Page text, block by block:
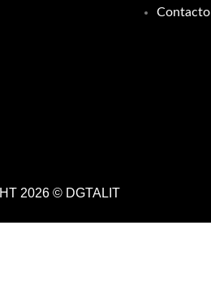
Contacto
2026 © DGTALIT